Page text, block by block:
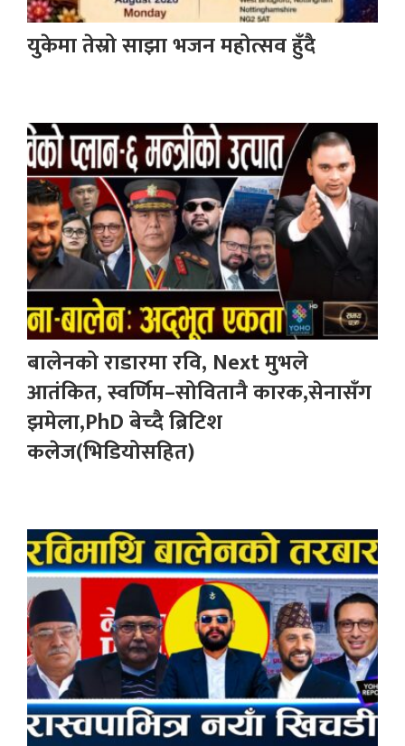
युकेमा तेस्रो साझा भजन महोत्सव हुँदै
बालेनको राडारमा रवि, Next मुभले
आतंकित, स्वर्णिम–सोवितानै कारक,सेनासँग
झमेला,PhD बेच्दै ब्रिटिश
कलेज(भिडियोसहित)